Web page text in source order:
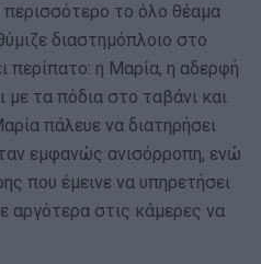
το όλο θέαμα
διαστημόπλοιο στο
περίπατο: η Μαρία, η αδερφή
με τα πόδια στο ταβάνι και
πάλευε να διατηρήσει
εμφανώς ανισόρροπη, ενώ
που έμεινε να υπηρετήσει
αργότερα στις κάμερες να